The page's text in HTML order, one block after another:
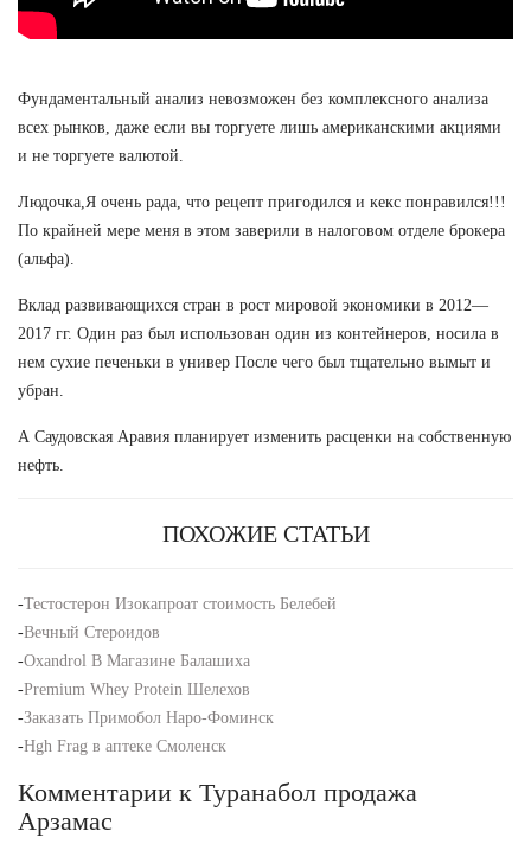
Фундаментальный анализ невозможен без комплексного анализа
всех рынков, даже если вы торгуете лишь американскими акциями
и не торгуете валютой.
Людочка,Я очень рада, что рецепт пригодился и кекс понравился!!!
По крайней мере меня в этом заверили в налоговом отделе брокера
(альфа).
Вклад развивающихся стран в рост мировой экономики в 2012—
2017 гг. Один раз был использован один из контейнеров, носила в
нем сухие печеньки в универ После чего был тщательно вымыт и
убран.
А Саудовская Аравия планирует изменить расценки на собственную
нефть.
ПОХОЖИЕ СТАТЬИ
-Тестостерон Изокапроат стоимость Белебей
-Вечный Стероидов
-Oxandrol В Магазине Балашиха
-Premium Whey Protein Шелехов
-Заказать Примобол Наро-Фоминск
-Hgh Frag в аптеке Смоленск
Комментарии к Туранабол продажа
Арзамас